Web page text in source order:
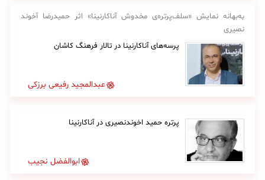
به‌بهانه نمایش «سلف‌پرتره‌ی مخدوش آناکارنینا» اثر حمیدرضا آخوند
نصیری
پرسه‌های آناکارنینا در تالار فرهنگ کاشان
عبدالمجید رفیعی برزکی
پرتره حمید اخوندنصیری در آناکارنینا
ابوالفضل نجیب